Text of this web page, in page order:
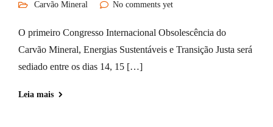
Carvão Mineral
No comments yet
O primeiro Congresso Internacional Obsolescência do
Carvão Mineral, Energias Sustentáveis e Transição Justa será
sediado entre os dias 14, 15 […]
Leia mais